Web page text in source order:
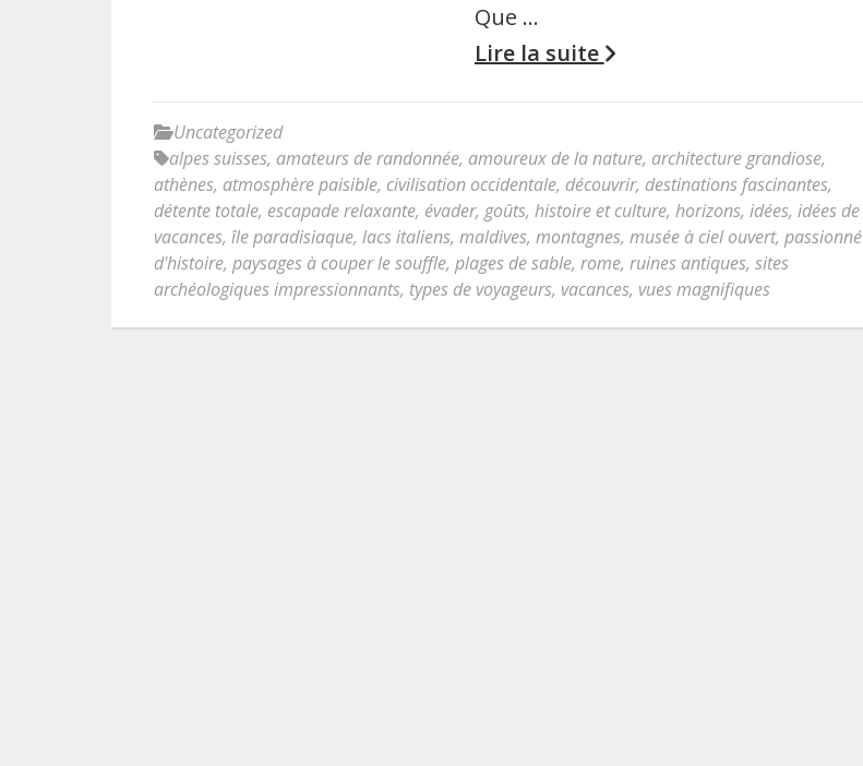
Que …
Lire la suite
Uncategorized
alpes suisses, amateurs de randonnée, amoureux de la nature, architecture grandiose,
athènes, atmosphère paisible, civilisation occidentale, découvrir, destinations fascinantes,
détente totale, escapade relaxante, évader, goûts, histoire et culture, horizons, idées, idées de
vacances, île paradisiaque, lacs italiens, maldives, montagnes, musée à ciel ouvert, passionné
d'histoire, paysages à couper le souffle, plages de sable, rome, ruines antiques, sites
archéologiques impressionnants, types de voyageurs, vacances, vues magnifiques